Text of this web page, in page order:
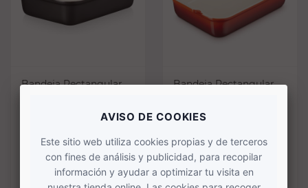
Bandeja Rectangular
COMPRAR
Bandeja Rectangular
Le...
COMPRAR